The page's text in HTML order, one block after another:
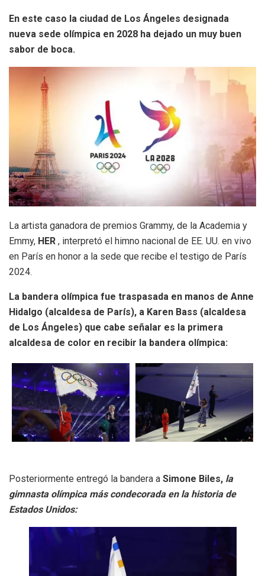
En este caso la ciudad de Los Ángeles designada
nueva sede olímpica en 2028 ha dejado un muy buen
sabor de boca.
La artista ganadora de premios Grammy, de la Academia y
Emmy, HER , interpretó el himno nacional de EE. UU. en vivo
en París en honor a la sede que recibe el testigo de París
2024.
La bandera olímpica fue traspasada en manos de Anne
Hidalgo (alcaldesa de París), a Karen Bass (alcaldesa
de Los Ángeles) que cabe señalar es la primera
alcaldesa de color en recibir la bandera olímpica:
Posteriormente entregó la bandera a Simone Biles, la
gimnasta olímpica más condecorada en la historia de
Estados Unidos: